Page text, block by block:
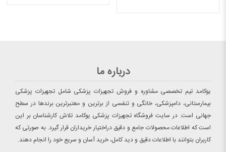
درباره ما
یوکامد تیم تخصصی مشاوره و فروش تجهیزات پزشکی شامل تجهیزات پزشکی
بیمارستانی، دامپزشکی، خانگی و تنفسی از برترین و معتبرترین برندها در سطح
جهانی است. در سایت فروشگاه تجهیزات پزشکی یوکامد تلاش کارشناسان بر این
است که اطلاعات محصولات جامع و دقیق دراختیار خریداران قرار گیرد. به صورتی که
کاربران بتوانند با اطلاعات دقیق و دید کامل، خرید آسان و سریع خود را انجام دهند.